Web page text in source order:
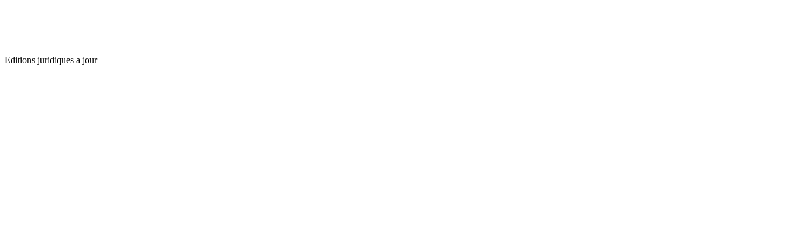
Editions juridiques a jour